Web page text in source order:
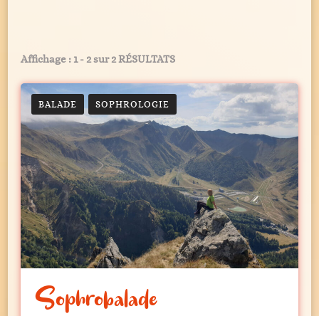
Affichage : 1 - 2 sur 2 RÉSULTATS
BALADE SOPHROLOGIE
Sophrobalade